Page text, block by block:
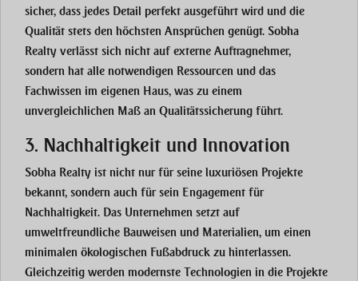
sicher, dass jedes Detail perfekt ausgeführt wird und die
Qualität stets den höchsten Ansprüchen genügt. Sobha
Realty verlässt sich nicht auf externe Auftragnehmer,
sondern hat alle notwendigen Ressourcen und das
Fachwissen im eigenen Haus, was zu einem
unvergleichlichen Maß an Qualitätssicherung führt.
3. Nachhaltigkeit und Innovation
Sobha Realty ist nicht nur für seine luxuriösen Projekte
bekannt, sondern auch für sein Engagement für
Nachhaltigkeit. Das Unternehmen setzt auf
umweltfreundliche Bauweisen und Materialien, um einen
minimalen ökologischen Fußabdruck zu hinterlassen.
Gleichzeitig werden modernste Technologien in die Projekte